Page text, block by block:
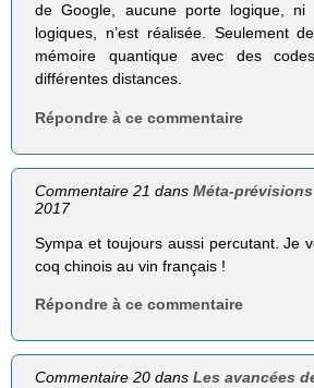
de Google, aucune porte logique,
logiques, n’est réalisée. Seulement
mémoire quantique avec des
différentes distances.
Répondre à ce commentaire
Commentaire 21 dansMéta-
2017
Sympa et toujours aussi percutant. Je
coq chinois au vin français !
Répondre à ce commentaire
Commentaire 20 dansLes avancées